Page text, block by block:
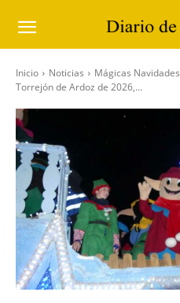
Inicio Noticias Mágicas Navidades
Torrejón de Ardoz de 2026,...